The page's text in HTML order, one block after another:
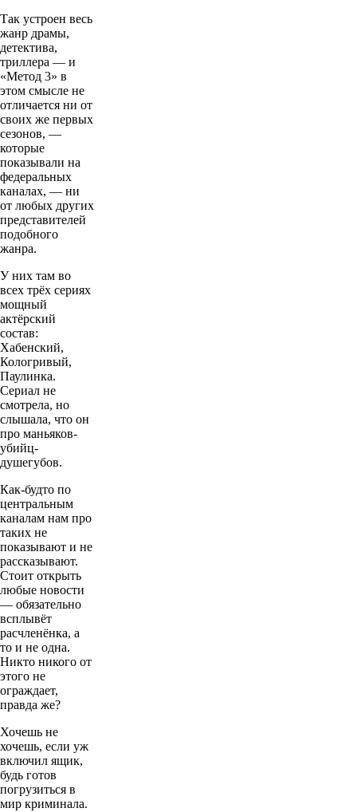
Так устроен весь
жанр драмы,
детектива,
триллера — и
«Метод 3» в
этом смысле не
отличается ни от
своих же первых
сезонов, —
которые
показывали на
федеральных
каналах, — ни
от любых других
представителей
подобного
жанра.
У них там во
всех трёх сериях
мощный
актёрский
состав:
Хабенский,
Кологривый,
Паулинка.
Сериал не
смотрела, но
слышала, что он
про маньяков-
убийц-
душегубов.
Как-будто по
центральным
каналам нам про
таких не
показывают и не
рассказывают.
Стоит открыть
любые новости
— обязательно
всплывёт
расчленёнка, а
то и не одна.
Никто никого от
этого не
ограждает,
правда же?
Хочешь не
хочешь, если уж
включил ящик,
будь готов
погрузиться в
мир криминала.